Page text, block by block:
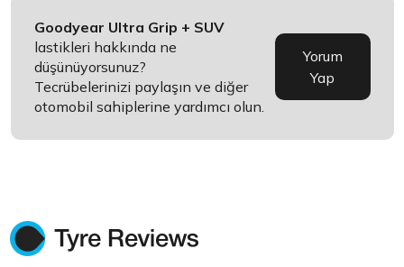
Goodyear Ultra Grip + SUV
lastikleri hakkında ne
düşünüyorsunuz?
Tecrübelerinizi paylaşın ve diğer
otomobil sahiplerine yardımcı olun.
Yorum
Yap